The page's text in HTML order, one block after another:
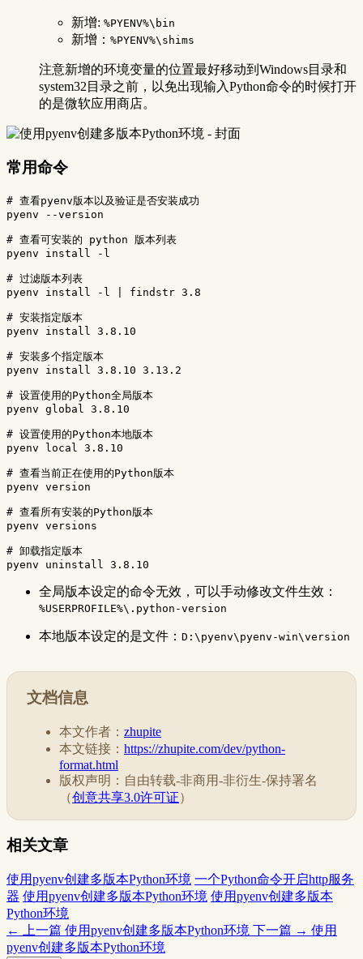
新增: %PYENV%\bin
新增： %PYENV%\shims
注意新增的环境变量的位置最好移动到Windows目录和
system32目录之前，以免出现输入Python命令的时候打开
的是微软应用商店。
常用命令
# 查看pyenv版本以及验证是否安装成功
pyenv
--version
# 查看可安装的 python 版本列表
pyenv install -l
# 过滤版本列表
pyenv install -l | findstr 3.8
# 安装指定版本
pyenv install 3.8.10
# 安装多个指定版本
pyenv install 3.8.10 3.13.2
# 设置使用的Python全局版本
pyenv global 3.8.10
# 设置使用的Python本地版本
pyenv
local 3.8.10
# 查看当前正在使用的Python版本
pyenv version
# 查看所有安装的Python版本
pyenv versions
# 卸载指定版本
全局版本设定的命令无效，可以手动修改文件生效：
%USERPROFILE%\.python-version
本地版本设定的是文件： D:\pyenv\pyenv-win\version
文档信息
本文作者： zhupite
本文链接： https://zhupite.com/dev/python-
format.html
版权声明：自由转载-非商用-非衍生-保持署名
（创意共享3.0许可证）
相关文章
使用pyenv创建多版本Python环境 一个Python命令开启http服务
器 使用pyenv创建多版本Python环境 使用pyenv创建多版本
Python环境
← 上一篇 使用pyenv创建多版本Python环境 下一篇 → 使用
pyenv创建多版本Python环境